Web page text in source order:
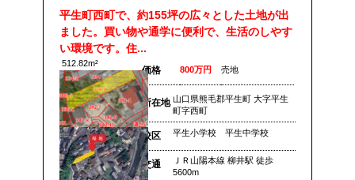
平生町西町で、約155坪の広々とした土地が出
ました。買い物や通学に便利で、生活のしやす
い環境です。住...
512.82m²
価格 800万円 売地
所在地 山口県熊毛郡平生町 大字平生
町字西町
校区 平生小学校 平生中学校
交通
ＪＲ山陽本線 柳井駅 徒歩
5600m